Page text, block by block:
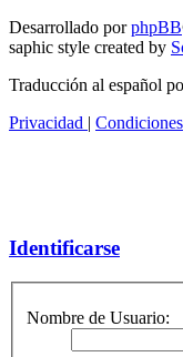
Desarrollado porphpBB
saphic style created by
Traducción al español
Privacidad | Condiciones
Identificarse
Nombre de Usuario: